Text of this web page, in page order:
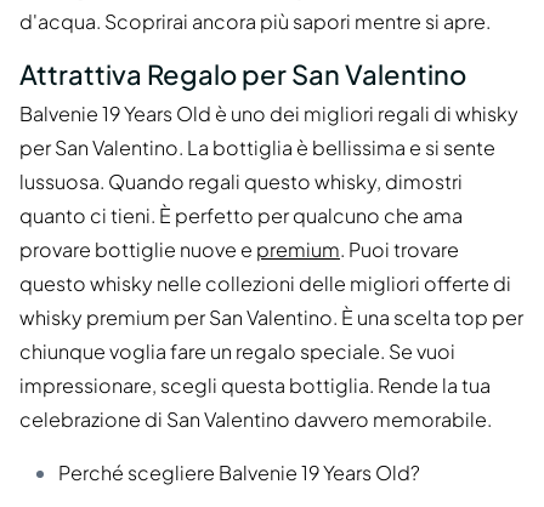
d'acqua. Scoprirai ancora più sapori mentre si apre.
Attrattiva Regalo per San Valentino
Balvenie 19 Years Old è uno dei migliori regali di whisky
per San Valentino. La bottiglia è bellissima e si sente
lussuosa. Quando regali questo whisky, dimostri
quanto ci tieni. È perfetto per qualcuno che ama
provare bottiglie nuove e premium. Puoi trovare
questo whisky nelle collezioni delle migliori offerte di
whisky premium per San Valentino. È una scelta top per
chiunque voglia fare un regalo speciale. Se vuoi
impressionare, scegli questa bottiglia. Rende la tua
celebrazione di San Valentino davvero memorabile.
Perché scegliere Balvenie 19 Years Old?